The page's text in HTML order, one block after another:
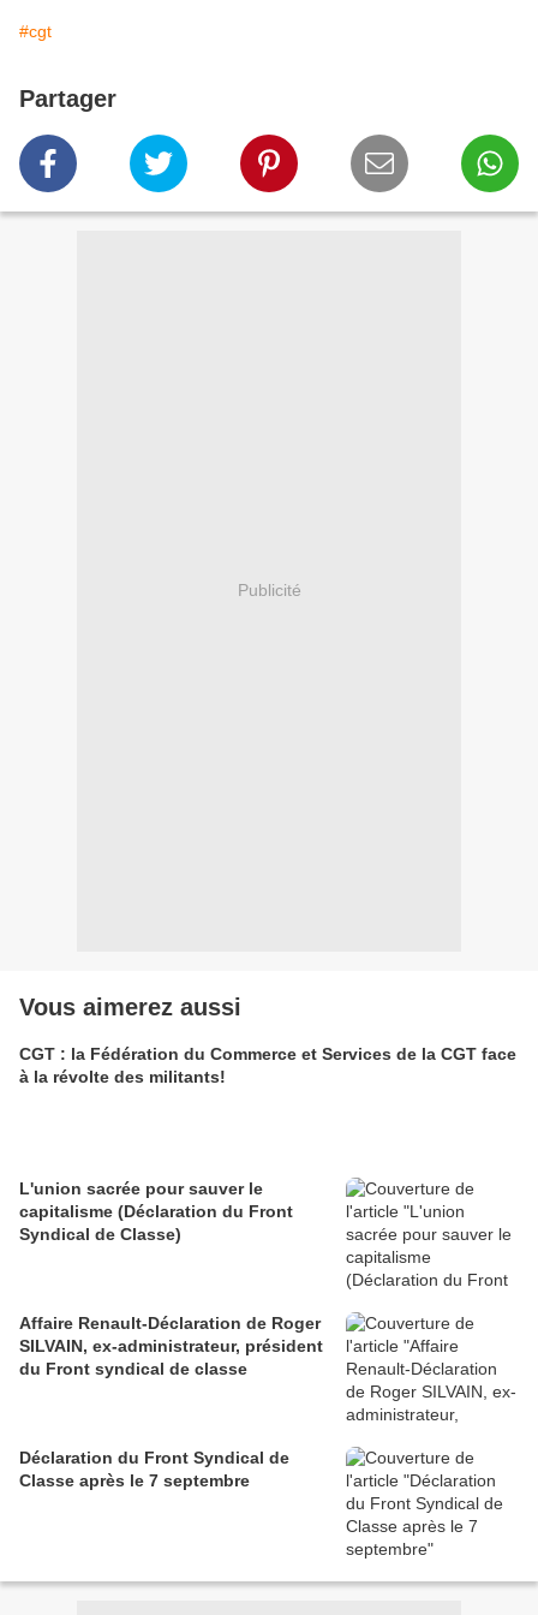
#cgt
Partager
Publicité
Vous aimerez aussi
CGT : la Fédération du Commerce et Services de la CGT face
à la révolte des militants!
L'union sacrée pour sauver le
capitalisme (Déclaration du Front
Syndical de Classe)
Affaire Renault-Déclaration de Roger
SILVAIN, ex-administrateur, président
du Front syndical de classe
Déclaration du Front Syndical de
Classe après le 7 septembre